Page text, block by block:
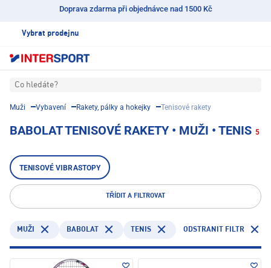
Doprava zdarma při objednávce nad 1500 Kč
Vybrat prodejnu
Co hledáte?
Muži Vybavení Rakety, pálky a hokejky Tenisové rakety
BABOLAT TENISOVÉ RAKETY • MUŽI • TENIS 5
TENISOVÉ VIBRASTOPY
TŘÍDIT A FILTROVAT
MUŽI BABOLAT TENIS ODSTRANIT FILTR